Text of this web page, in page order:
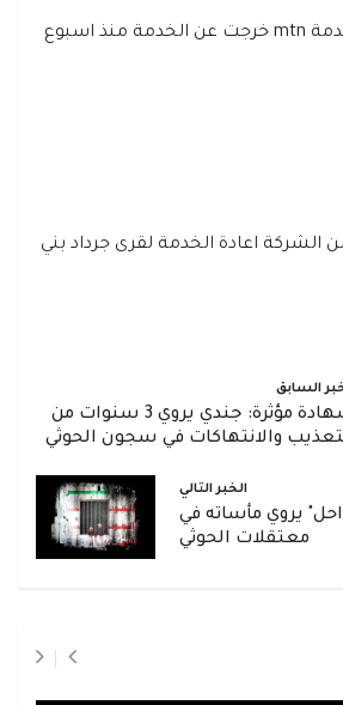
وقال مواطنون ان خدمة mtn خرجت عن الخدمة منذ اسبوع
الشركة اعادة الخدمة لقرى جرداد بني
السابق
شهادة مؤثرة: جندي يروي 3 سنوات من
والانتهاكات في سجون الحوثي
الخبر التالي
يروي مأساته في
معتقلات الحوثي